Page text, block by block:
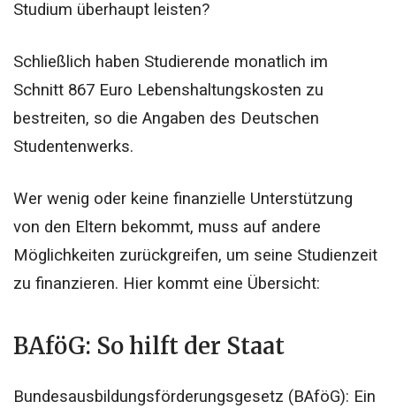
Studium überhaupt leisten?
Schließlich haben Studierende monatlich im
Schnitt 867 Euro Lebenshaltungskosten zu
bestreiten, so die Angaben des Deutschen
Studentenwerks.
Wer wenig oder keine finanzielle Unterstützung
von den Eltern bekommt, muss auf andere
Möglichkeiten zurückgreifen, um seine Studienzeit
zu finanzieren. Hier kommt eine Übersicht:
BAföG: So hilft der Staat
Bundesausbildungsförderungsgesetz (BAföG): Ein